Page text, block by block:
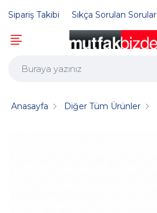
Sipariş Takibi Sıkça Sorulan Sorular
Anasayfa Diğer Tüm Ürünler